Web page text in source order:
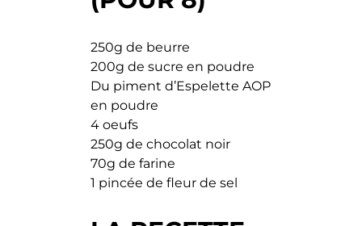
250g de beurre
200g de sucre en poudre
Du piment d’Espelette AOP
en poudre
4 oeufs
250g de chocolat noir
70g de farine
1 pincée de fleur de sel